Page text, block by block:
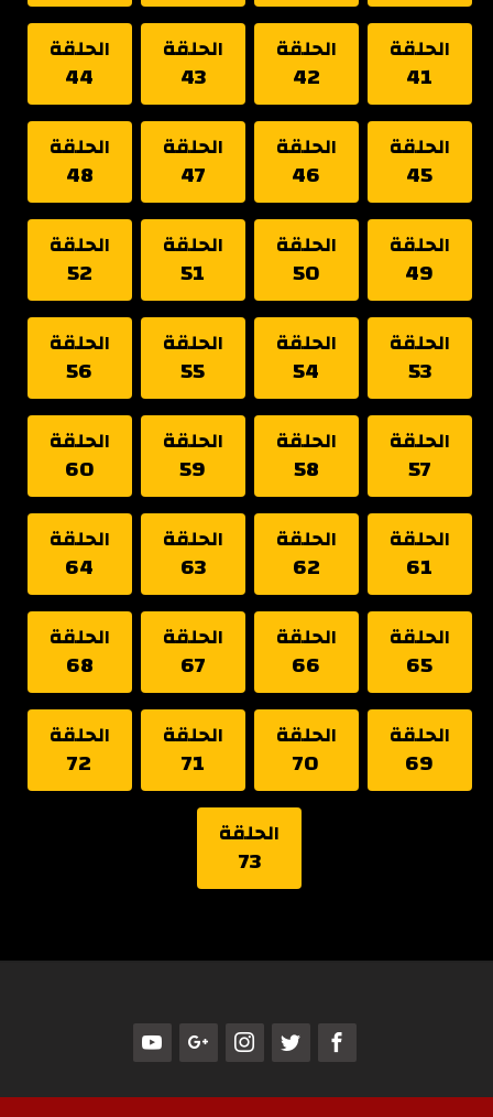
الحلقة
41
الحلقة
42
الحلقة
43
الحلقة
44
الحلقة
45
الحلقة
46
الحلقة
47
الحلقة
48
الحلقة
49
الحلقة
50
الحلقة
51
الحلقة
52
الحلقة
53
الحلقة
54
الحلقة
55
الحلقة
56
الحلقة
57
الحلقة
58
الحلقة
59
الحلقة
60
الحلقة
61
الحلقة
62
الحلقة
63
الحلقة
64
الحلقة
65
الحلقة
66
الحلقة
67
الحلقة
68
الحلقة
69
الحلقة
70
الحلقة
71
الحلقة
72
الحلقة
73